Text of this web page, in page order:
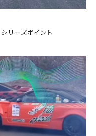
リーズポイント